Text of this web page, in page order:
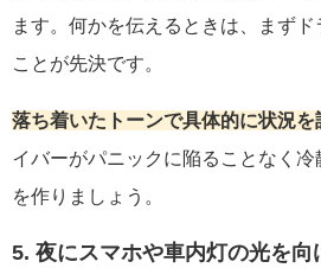
ます。何かを伝えるときは、まず
ことが先決です。
落ち着いたトーンで具体的に状況を
イバーがパニックに陥ることなく
を作りましょう。
5. 夜にスマホや車内灯の光を向